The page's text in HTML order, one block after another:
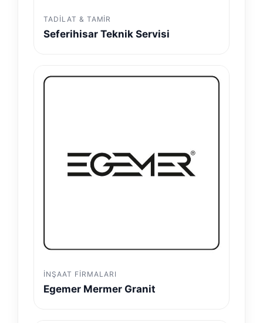
TADILAT & TAMIR
Seferihisar Teknik Servisi
İNŞAAT FIRMALARI
Egemer Mermer Granit